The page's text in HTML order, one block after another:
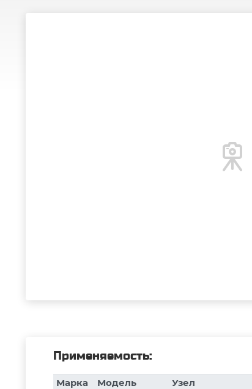
Применяемость:
Марка Модель
Узел